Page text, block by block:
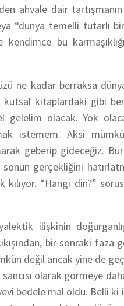
ahvale dair
“dünya temelli tutarlı
kendimce bu
ne kadar berraksa
kitaplardaki gibi
gelelim olacak. Yok
istemem. Aksi
geberip gideceğiz.
gerçekliğini
“Hangi din?”
ilişkinin
bir sonraki faza
değil ancak yine de
olarak görmeye
bedele mal oldu. Belli ki